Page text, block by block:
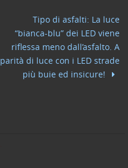
Tipo di asfalti: La luce
“bianca-blu” dei LED viene
riflessa meno dall’asfalto. A
parità di luce con i LED strade
più buie ed insicure!